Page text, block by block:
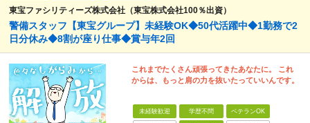
東宝ファシリティーズ株式会社（東宝株式会社100％出資）
警備スタッフ【東宝グループ】未経験OK◆50代活躍中◆1勤務で2
日分休み◆8割が座り仕事◆賞与年2回
これまでたくさん頑張ってきたあなたに。 これ
からは、もっと肩の力を抜いたっていいんです。
未経験歓迎 学歴不問 ベテランOK